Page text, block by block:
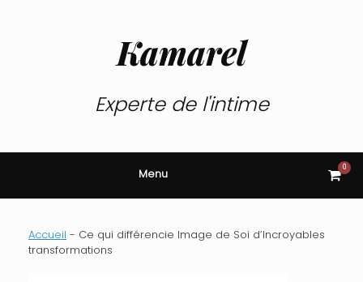
Kamarel
Experte de l'intime
Menu View
cart
0
Accueil - Ce qui différencie Image de Soi d’Incroyables
transformations